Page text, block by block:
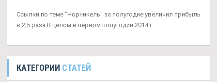
Ссылки по теме "Норникель" за полугодие увеличил прибыль
в 2,5 раза В целом в первом полугодии 2014 г.
КАТЕГОРИИ СТАТЕЙ